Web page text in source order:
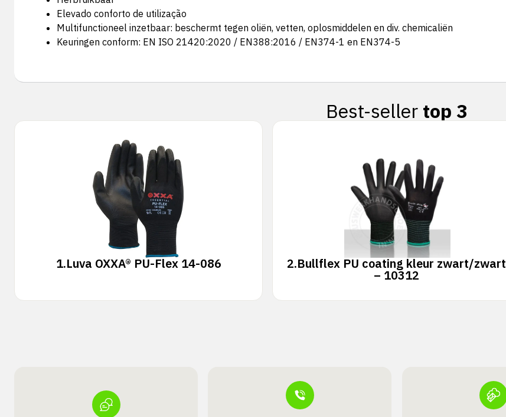
Elevado conforto de utilização
Multifunctioneel inzetbaar: beschermt tegen oliën, vetten, oplosmiddelen en div. chemicaliën
Keuringen conform: EN ISO 21420:2020 / EN388:2016 / EN374-1 en EN374-5
Best-seller top 3
1.Luva OXXA® PU-Flex 14-086 2.Bullflex PU coating kleur zwart/zwart
– 10312